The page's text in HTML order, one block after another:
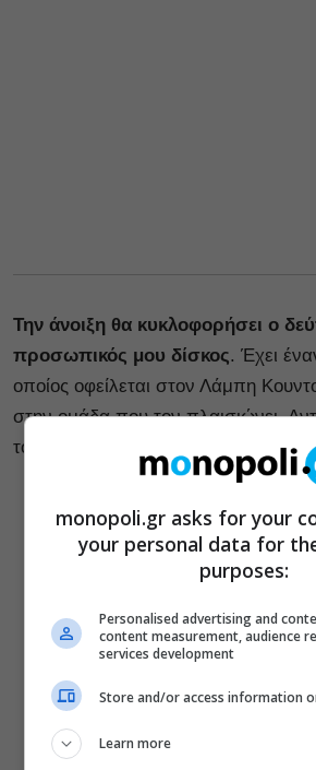
Την άνοιξη θα κυκλοφορήσει ο
προσωπικός μου δίσκος. Έχει
οποίος οφείλεται στον Λάμπη
στην ομάδα που τον πλαισιώνει.
του ήχου είναι το “Φέρτα μου όλα
monopoli.gr asks for your
your personal data for
purposes:
Personalised advertising and
content measurement, audience
services development
Store and/or access information
Learn more